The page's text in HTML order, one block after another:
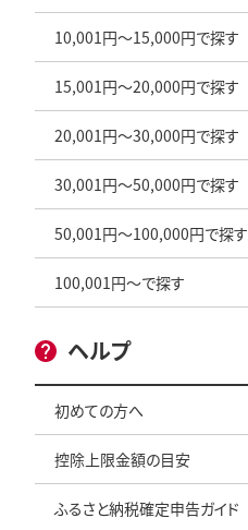
10,001円～15,000円で探す
15,001円～20,000円で探す
20,001円～30,000円で探す
30,001円～50,000円で探す
50,001円～100,000円で探す
100,001円～で探す
ヘルプ
初めての方へ
控除上限金額の目安
ふるさと納税確定申告ガイド